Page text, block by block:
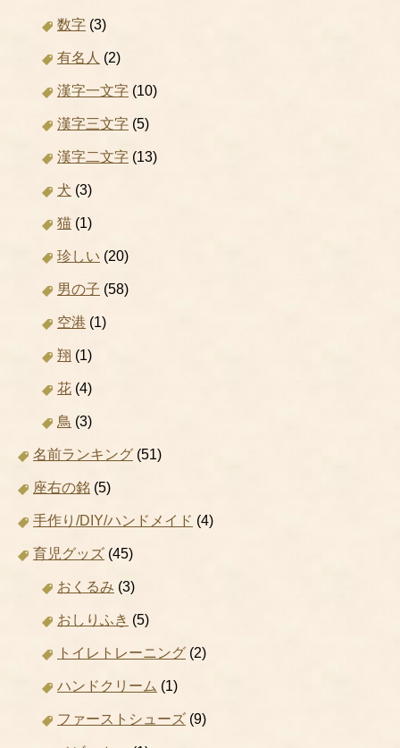
数字 (3)
有名人 (2)
漢字一文字 (10)
漢字三文字 (5)
漢字二文字 (13)
犬 (3)
猫 (1)
珍しい (20)
男の子 (58)
空港 (1)
翔 (1)
花 (4)
鳥 (3)
名前ランキング (51)
座右の銘 (5)
手作り/DIY/ハンドメイド (4)
育児グッズ (45)
おくるみ (3)
おしりふき (5)
トイレトレーニング (2)
ハンドクリーム (1)
ファーストシューズ (9)